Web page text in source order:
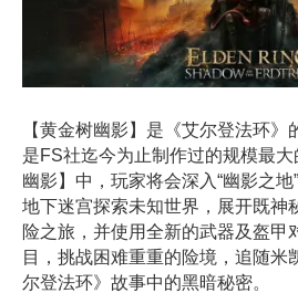
【黄金树幽影】是《艾尔登法环
是FS社迄今为止制作过的规模最
幽影】中，玩家将会深入“幽影之
地下迷宫探索未知世界，展开既神
险之旅，并使用全新的武器及盔甲
目，挑战困难重重的险境，追随米
尔登法环》故事中的黑暗秘密。